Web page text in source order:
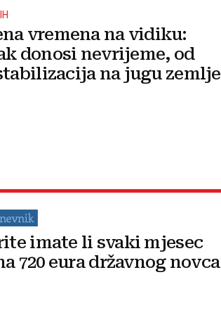
vremena na vidiku:
donosi nevrijeme, od
na jugu zemlje
imate li svaki mjesec
720 eura državnog novca